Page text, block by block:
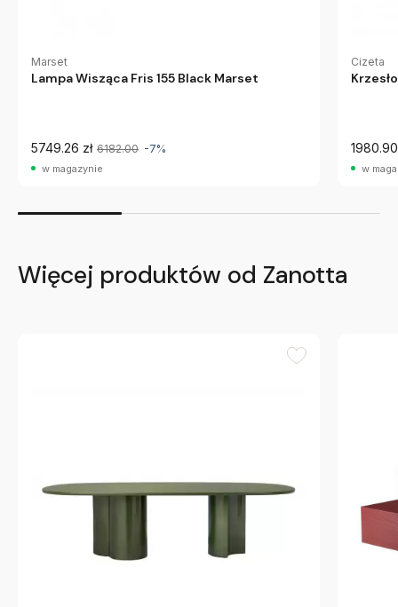
Marset
Lampa Wisząca Fris 155 Black Marset
5749.26 zł 6182.00 -7%
w magazynie
Cizeta
1980.90
w
Więcej produktów od Zanotta